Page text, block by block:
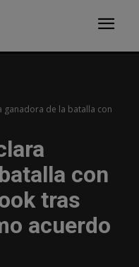
ganadora de la batalla con
con
tras
acuerdo